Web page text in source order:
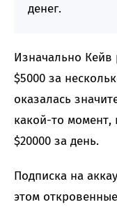
денег.
Изначально Кейв
$5000 за
оказалась
какой-то момент,
$20000 за день.
Подписка на
этом